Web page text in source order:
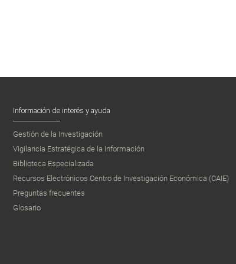
Información de interés y ayuda
Gestión de la Investigación
Vigilancia Estratégica de la Información
Biblioteca Especializada
Recursos Electrónicos Centro de Investigación Económica (CAIE)
Preguntas frecuentes
Glosario